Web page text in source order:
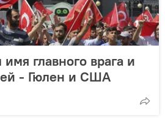
главного врага и
- Гюлен и США